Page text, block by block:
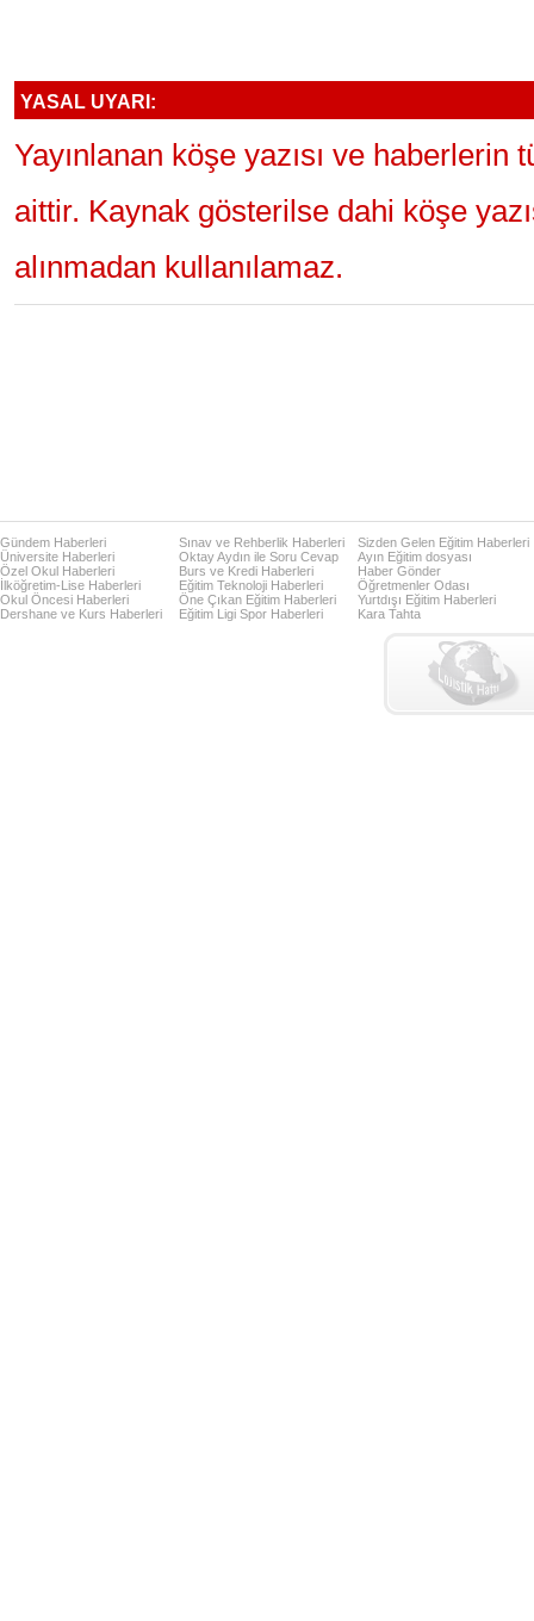
YASAL UYARI:
Yayınlanan köşe yazısı ve haberlerin
aittir. Kaynak gösterilse dahi köşe
alınmadan kullanılamaz.
Gündem Haberleri
Üniversite Haberleri
Özel Okul Haberleri
İlköğretim-Lise Haberleri
Okul Öncesi Haberleri
Dershane ve Kurs Haberleri
Sınav ve Rehberlik Haberleri
Oktay Aydın ile Soru Cevap
Burs ve Kredi Haberleri
Eğitim Teknoloji Haberleri
Öne Çıkan Eğitim Haberleri
Eğitim Ligi Spor Haberleri
Sizden Gelen Eğitim Haberleri
Ayın Eğitim dosyası
Haber Gönder
Öğretmenler Odası
Yurtdışı Eğitim Haberleri
Kara Tahta